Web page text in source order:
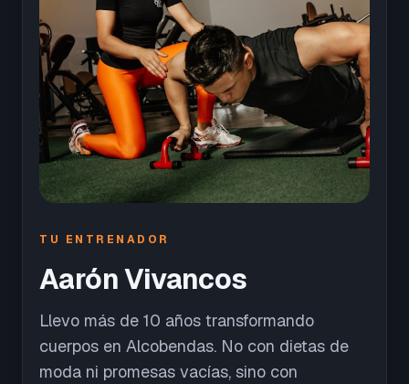
TU ENTRENADOR
Aarón Vivancos
Llevo más de 10 años transformando
cuerpos en Alcobendas. No con dietas de
moda ni promesas vacías, sino con